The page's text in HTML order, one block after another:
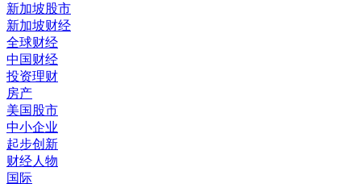
新加坡股市
新加坡财经
全球财经
中国财经
投资理财
房产
美国股市
中小企业
起步创新
财经人物
国际